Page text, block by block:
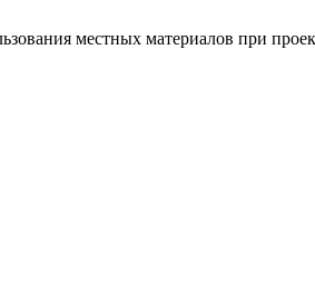
местных материалов при